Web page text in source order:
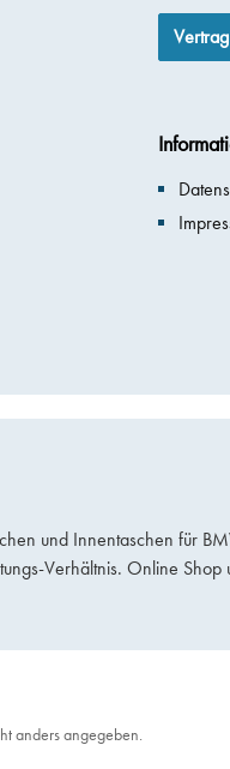
und Innentaschen für
Verhältnis. Online
anders angegeben.